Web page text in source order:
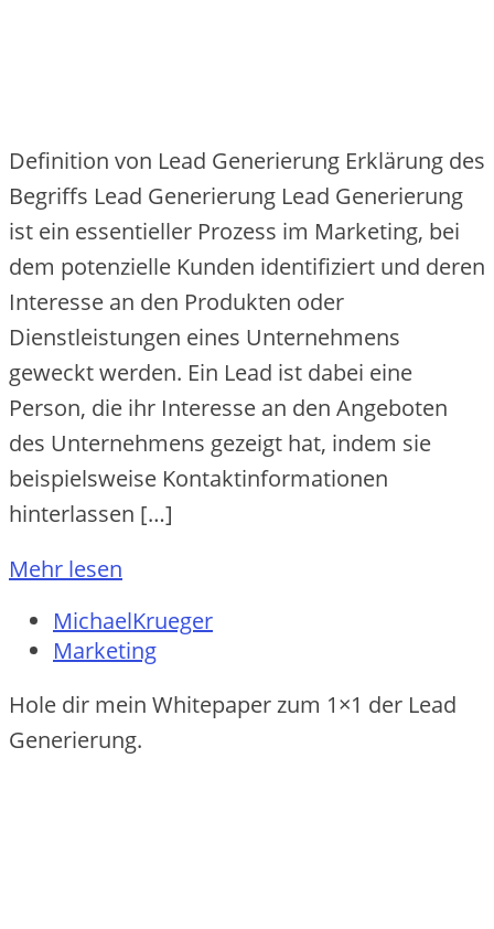
Definition von Lead Generierung Erklärung des
Begriffs Lead Generierung Lead Generierung
ist ein essentieller Prozess im Marketing, bei
dem potenzielle Kunden identifiziert und deren
Interesse an den Produkten oder
Dienstleistungen eines Unternehmens
geweckt werden. Ein Lead ist dabei eine
Person, die ihr Interesse an den Angeboten
des Unternehmens gezeigt hat, indem sie
beispielsweise Kontaktinformationen
hinterlassen […]
Mehr lesen
MichaelKrueger
Marketing
Hole dir mein Whitepaper zum 1×1 der Lead
Generierung.